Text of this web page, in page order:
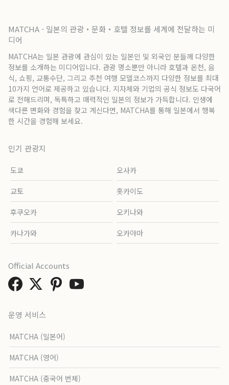
MATCHA - 일본의 관광・문화・호텔 정보를 세계에 전달하는 미
디어
MATCHA는 일본 관광에 관심이 있는 일본인 및 외국인 분들께 다양한
정보를 소개하는 미디어입니다. 관광 명소뿐만 아니라 호텔과 온천, 음
식, 쇼핑, 교통수단, 그리고 추천 여행 모델코스까지 다양한 정보를 최대
10가지 언어로 제공하고 있습니다. 지자체와 기업의 공식 정보도 다국어
로 전해드리며, 독특하고 매력적인 일본의 정보가 가득합니다. 인생에
색다른 변화와 경험을 찾고 계신다면, MATCHA를 통해 일본에서 행복
한 시간을 경험해 보세요.
인기 관광지
도쿄 오사카
교토 홋카이도
후쿠오카 오키나와
카나가와 오카야마
운영 서비스
MATCHA (일본어)
MATCHA (영어)
MATCHA (중국어 번체)
Official Accounts